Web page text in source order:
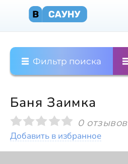
Фильтр поиска
Баня Заимка
0 отзывов
Добавить в избранное